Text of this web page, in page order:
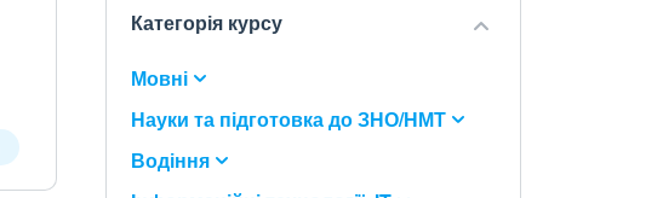
Категорія курсу
Мовні
Науки та підготовка до ЗНО/НМТ
Водіння